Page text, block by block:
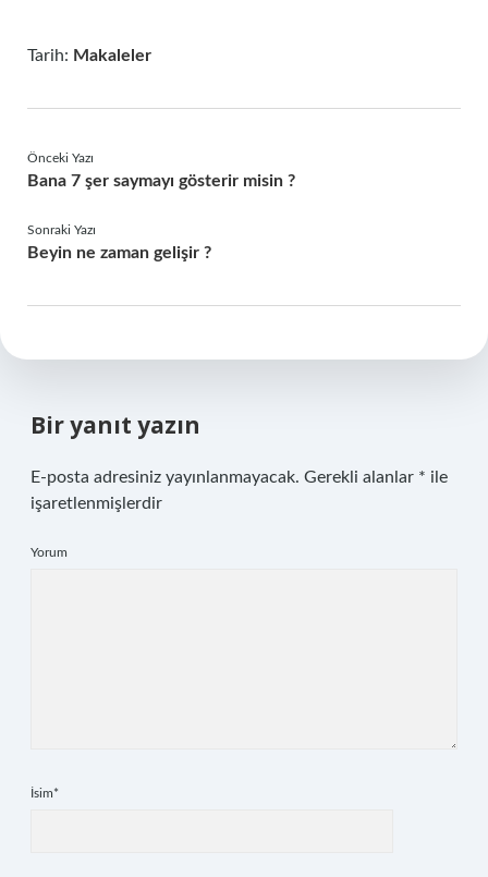
Tarih: Makaleler
Önceki Yazı
Bana 7 şer saymayı gösterir misin ?
Sonraki Yazı
Beyin ne zaman gelişir ?
Bir yanıt yazın
E-posta adresiniz yayınlanmayacak. Gerekli alanlar * ile
işaretlenmişlerdir
Yorum
İsim*